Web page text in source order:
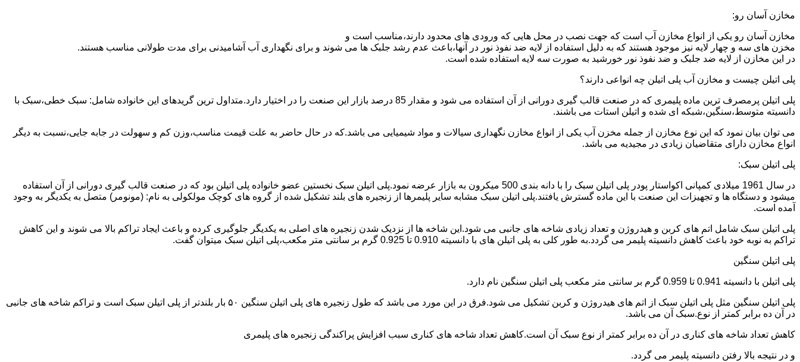
مخازن آسان رو:
مخازن آسان رو یکی از انواع مخازن آب است که جهت نصب در محل هایی که ورودی های محدود دارند،مناسب است و
مخزن های سه و چهار لایه نیز موجود هستند که به دلیل استفاده از لایه ضد نفوذ نور در آنها،باعث عدم رشد جلبک ها می شوند و برای نگهداری آب آشامیدنی برای مدت طولانی مناسب هستند.
در این مخازن از لایه ضد جلبک و ضد نفوذ نور خورشید به صورت سه لایه استفاده شده است.
پلی اتیلن چیست و مخازن آب پلی اتیلن چه انواعی دارند؟
پلی اتیلن پرمصرف ترین ماده پلیمری که در صنعت قالب گیری دورانی از آن استفاده می شود و مقدار 85 درصد بازار این صنعت را در اختیار دارد.متداول ترین گریدهای این خانواده شامل: سبک خطی،سبک با
دانسیته متوسط،سنگین،شبکه ای شده و اتیلن استات می باشند.
می توان بیان نمود که این نوع مخازن از جمله مخزن آب یکی از انواع مخازن نگهداری سیالات و مواد شیمیایی می باشد.که در حال حاضر به علت قیمت مناسب،وزن کم و سهولت در جابه جایی،نسبت به دیگر
انواع مخازن دارای متقاضیان زیادی در مجیدیه می باشد.
پلی اتیلن سبک:
در سال 1961 میلادی کمپانی اکواستار پودر پلی اتیلن سبک را با دانه بندی 500 میکرون به بازار عرضه نمود.پلی اتیلن سبک نخستین عضو خانواده پلی اتیلن بود که در صنعت قالب گیری دورانی از آن استفاده
میشود و دستگاه ها و تجهیزات این صنعت با این ماده گسترش یافتند.پلی اتیلن سبک مشابه سایر پلیمرها از زنجیره های بلند تشکیل شده از گروه های کوچک مولکولی به نام: (مونومر) متصل به یکدیگر به وجود
آمده است.
پلی اتیلن سبک شامل اتم های کربن و هیدروژن و تعداد زیادی شاخه های جانبی می شود.این شاخه ها از نزدیک شدن زنجیره های اصلی به یکدیگر جلوگیری کرده و باعث ایجاد تراکم بالا می شوند و این کاهش
تراکم به نوبه خود باعث کاهش دانسیته پلیمر می گردد.به طور کلی به پلی اتیلن های با دانسیته 0.910 تا 0.925 گرم بر سانتی متر مکعب،پلی اتیلن سبک میتوان گفت.
پلی اتیلن سنگین
پلی اتیلن با دانسیته 0.941 تا 0.959 گرم بر سانتی متر مکعب پلی اتیلن سنگین نام دارد.
پلی اتیلن سنگین مثل پلی اتیلن سبک از اتم های هیدروژن و کربن تشکیل می شود.فرق در این مورد می باشد که طول زنجیره های پلی اتیلن سنگین ۵۰ بار بلندتر از پلی اتیلن سبک است و تراکم شاخه های جانبی
در آن ده برابر کمتر از نوع.سبک آن می باشد.
کاهش تعداد شاخه های کناری در آن ده برابر کمتر از نوع سبک آن است.کاهش تعداد شاخه های کناری سبب افزایش پراکندگی زنجیره های پلیمری
و در نتیجه بالا رفتن دانسیته پلیمر می گردد.